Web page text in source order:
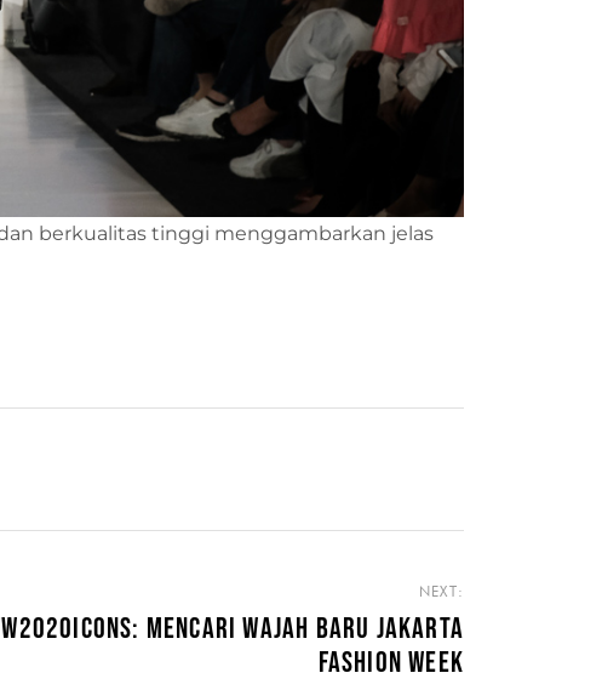
berkualitas tinggi menggambarkan jelas
NEXT:
MENCARI WAJAH BARU JAKARTA
FASHION WEEK